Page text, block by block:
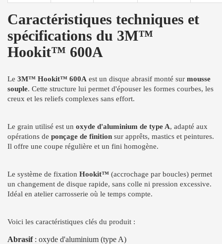
Caractéristiques techniques et
spécifications du 3M™
Hookit™ 600A
Le 3M™ Hookit™ 600A est un disque abrasif monté sur mousse
souple. Cette structure lui permet d'épouser les formes courbes, les
creux et les reliefs complexes sans effort.
Le grain utilisé est un oxyde d'aluminium de type A, adapté aux
opérations de ponçage de finition sur apprêts, mastics et peintures.
Il offre une coupe régulière et un fini homogène.
Le système de fixation Hookit™ (accrochage par boucles) permet
un changement de disque rapide, sans colle ni pression excessive.
Idéal en atelier carrosserie où le temps compte.
Voici les caractéristiques clés du produit :
Abrasif: oxyde d'aluminium (type A)